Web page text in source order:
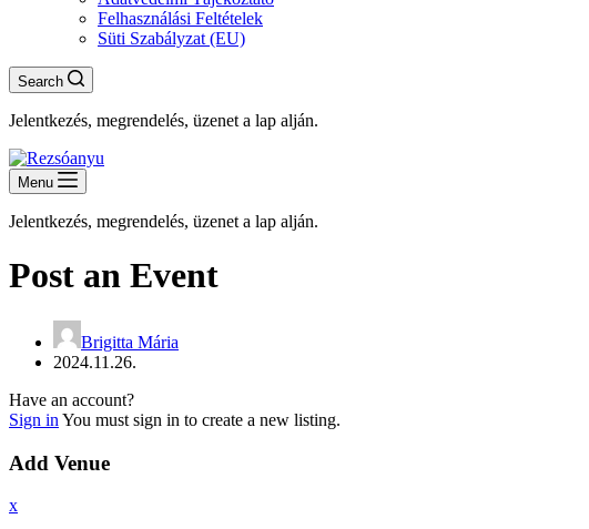
Felhasználási Feltételek
Süti Szabályzat (EU)
Search
Jelentkezés, megrendelés, üzenet a lap alján.
Menu
Jelentkezés, megrendelés, üzenet a lap alján.
Post an Event
Brigitta Mária
2024.11.26.
Have an account?
Sign in You must sign in to create a new listing.
Add Venue
x